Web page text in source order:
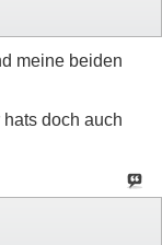
meine beiden
doch auch